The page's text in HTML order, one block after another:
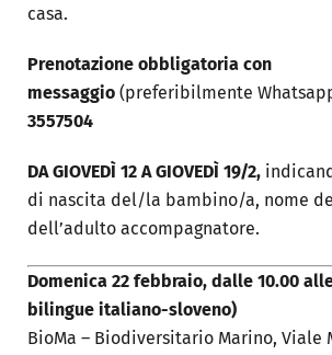
casa.
Prenotazione obbligatoria con
messaggio (preferibilmente
3557504
DA GIOVEDÌ 12 A GIOVEDÌ 19/2,
di nascita del/la bambino/a, nome
dell’adulto accompagnatore.
Domenica 22 febbraio, dalle 10.00
bilingue italiano-sloveno)
BioMa – Biodiversitario Marino, Viale